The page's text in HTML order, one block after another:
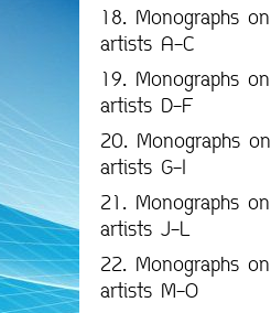
18. Monographs on
artists A-C
19. Monographs on
artists D-F
20. Monographs on
artists G-I
21. Monographs on
artists J-L
22. Monographs on
artists M-O